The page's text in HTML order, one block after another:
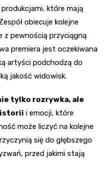
które mają
obiecuje kolejne
z pewnością przyciągną
premiera jest oczekiwana
artyści podchodzą do
jakość widowisk.
tylko rozrywka, ale
i emocji, które
może liczyć na kolejne
się do głębszego
przed jakimi stają